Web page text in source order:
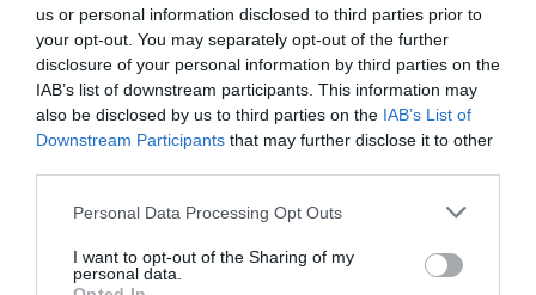
us or personal information disclosed to third parties prior to
your opt-out. You may separately opt-out of the further
disclosure of your personal information by third parties on the
IAB’s list of downstream participants. This information may
also be disclosed by us to third parties on the IAB’s List of
Downstream Participants that may further disclose it to other
Please note that this website/app uses one or more Google
not limited to your visit or usage behaviour. You may click to
grant or deny consent to Google and its third-party tags to
Personal Data Processing Opt Outs
I want to opt-out of the Sharing of my
personal data.